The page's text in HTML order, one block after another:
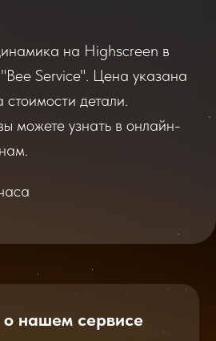
на Highscreen в
Service". Цена указана
стоимости детали.
можете узнать в онлайн-
сервисный центр,
отзывом. Нам
мнение о
сервисе